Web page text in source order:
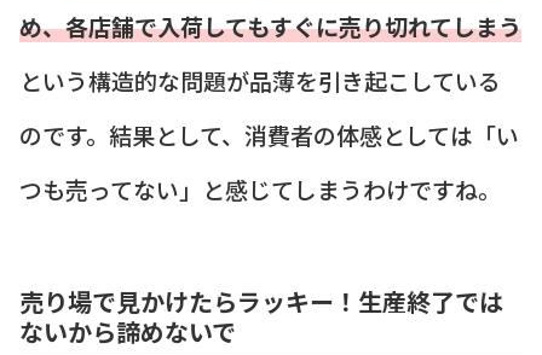
め、各店舗で入荷してもすぐに売り切れてしまう
という構造的な問題が品薄を引き起こしている
のです。結果として、消費者の体感としては「い
つも売ってない」と感じてしまうわけですね。
売り場で見かけたらラッキー！生産終了では
ないから諦めないで